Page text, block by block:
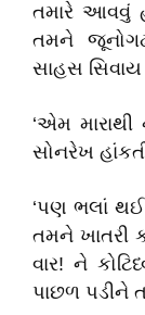
તમારે આવવું
તમને
સાહસ સિવાય
‘એમ મારાથી
સોનરેખ
‘પણ ભલાં
તમને ખાતરી
વાર! ને
પાછળ પડીને